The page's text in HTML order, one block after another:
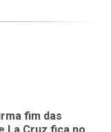
fim das